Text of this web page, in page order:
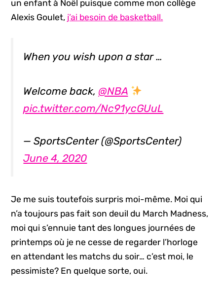
un enfant à Noël puisque comme mon collège
Alexis Goulet, j’ai besoin de basketball.
When you wish upon a star …
Welcome back, @NBA
pic.twitter.com/Nc91ycGUuL
— SportsCenter (@SportsCenter)
June 4, 2020
Je me suis toutefois surpris moi-même. Moi qui
n’a toujours pas fait son deuil du March Madness,
moi qui s’ennuie tant des longues journées de
printemps où je ne cesse de regarder l’horloge
en attendant les matchs du soir… c’est moi, le
pessimiste? En quelque sorte, oui.